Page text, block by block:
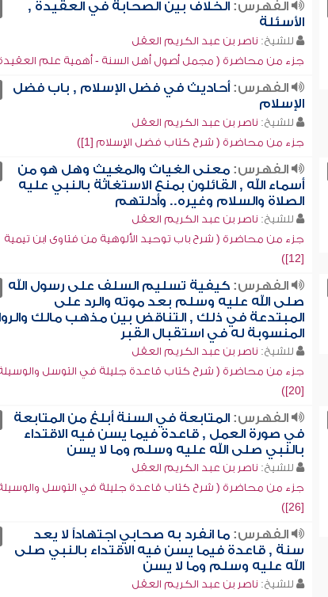
الفهرس: الخلاف بين الصحابة في العقيدة ,
الأسئلة
للشيخ: ناصر بن عبد الكريم العقل
جزء من محاضرة ( مجمل أصول أهل السنة - أهمية علم
الفهرس: أحاديث في فضل الإسلام , باب فضل
الإسلام
للشيخ: ناصر بن عبد الكريم العقل
جزء من محاضرة ( شرح كتاب فضل الإسلام [1])
الفهرس: معنى الغياث والمغيث وهل هو من
أسماء الله , القائلون بمنع الاستغاثة بالنبي عليه
الصلاة والسلام وغيره.. وأدلتهم
للشيخ: ناصر بن عبد الكريم العقل
جزء من محاضرة ( شرح باب توحيد الألوهية من فتاوى ابن تيمية
[12])
الفهرس: كيفية تسليم السلف على رسول الله
صلى الله عليه وسلم بعد موته والرد على
المبتدعة في ذلك , التناقض بين مذهب مالك
المنسوبة له في استقبال القبر
للشيخ: ناصر بن عبد الكريم العقل
جزء من محاضرة ( شرح كتاب قاعدة جليلة في التوسل
[20])
الفهرس: المتابعة في السنة أبلغ من المتابعة
في صورة العمل , قاعدة فيما يسن فيه الاقتداء
بالنبي صلى الله عليه وسلم وما لا يسن
للشيخ: ناصر بن عبد الكريم العقل
جزء من محاضرة ( شرح كتاب قاعدة جليلة في التوسل
[26])
الفهرس: ما انفرد به صحابي اجتهاداً لا يعد
سنة , قاعدة فيما يسن فيه الاقتداء بالنبي صلى
الله عليه وسلم وما لا يسن
للشيخ: ناصر بن عبد الكريم العقل